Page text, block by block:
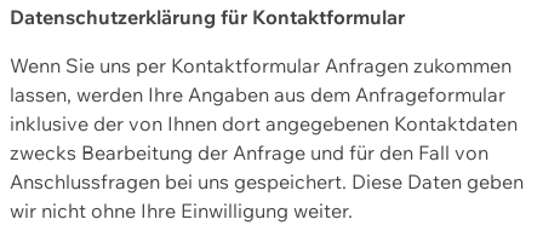
Datenschutzerklärung für Kontaktformular
Wenn Sie uns per Kontaktformular Anfragen zukommen
lassen, werden Ihre Angaben aus dem Anfrageformular
inklusive der von Ihnen dort angegebenen Kontaktdaten
zwecks Bearbeitung der Anfrage und für den Fall von
Anschlussfragen bei uns gespeichert. Diese Daten geben
wir nicht ohne Ihre Einwilligung weiter.